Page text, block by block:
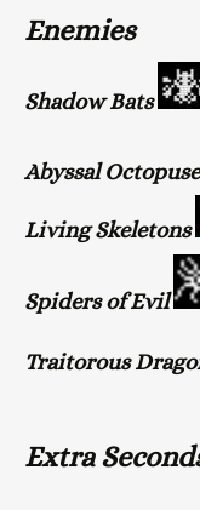
Enemies
Shadow Bats
Abyssal
Living Skeletons
Spiders of Evil
Traitorous
Extra